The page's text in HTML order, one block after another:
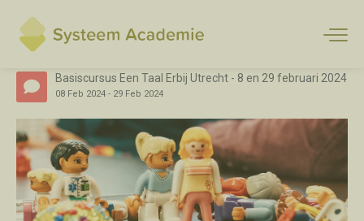
Basiscursus Een Taal Erbij Utrecht - 8 en 29 februari 2024
08 Feb 2024 - 29 Feb 2024